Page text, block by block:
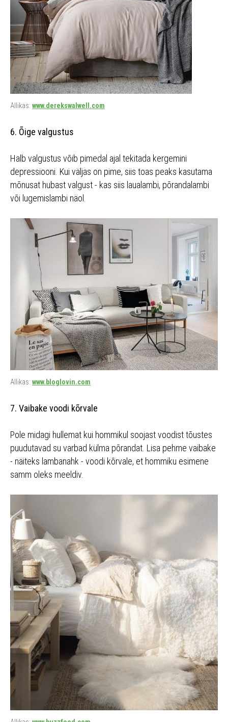
Allikas: www.derekswalwell.com
6. Õige valgustus
Halb valgustus võib pimedal ajal tekitada kergemini
depressiooni. Kui väljas on pime, siis toas peaks kasutama
mõnusat hubast valgust - kas siis laualambi, põrandalambi
või lugemislambi näol.
Allikas: www.bloglovin.com
7. Vaibake voodi kõrvale
Pole midagi hullemat kui hommikul soojast voodist tõustes
puudutavad su varbad külma põrandat. Lisa pehme vaibake
- näiteks lambanahk - voodi kõrvale, et hommiku esimene
samm oleks meeldiv.